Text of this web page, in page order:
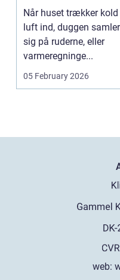
indeklima og
lavere
varmeregning
Når huset trækker kold
luft ind, duggen samler
sig på ruderne, eller
varmeregninge...
05 February 2026
web: